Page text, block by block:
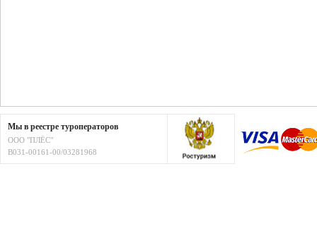
Мы в реестре туроператоров
ООО "ПЛЁС"
В031-00161-00/03281968